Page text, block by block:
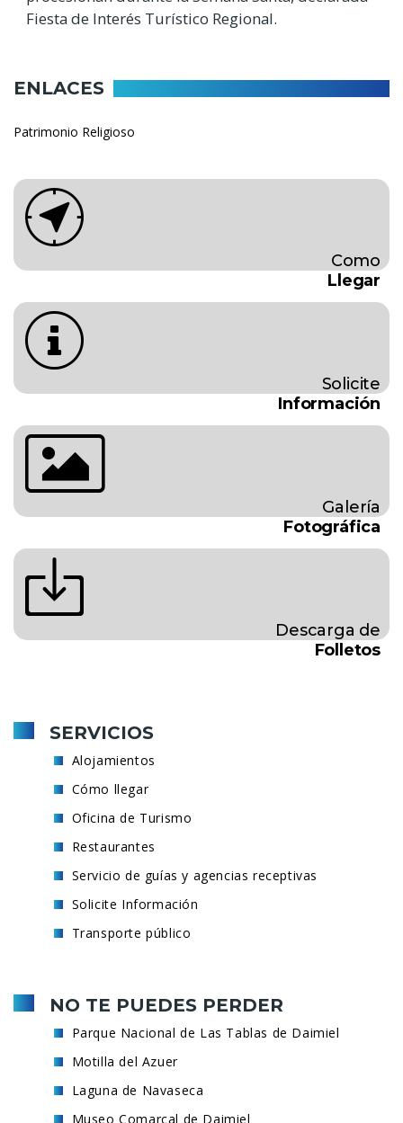
Fiesta de Interés Turístico Regional.
ENLACES
Patrimonio Religioso
Como
Llegar
Solicite
Información
Galería
Fotográfica
Descarga de
Folletos
SERVICIOS
Alojamientos
Cómo llegar
Oficina de Turismo
Restaurantes
Servicio de guías y agencias receptivas
Solicite Información
Transporte público
NO TE PUEDES PERDER
Parque Nacional de Las Tablas de Daimiel
Motilla del Azuer
Laguna de Navaseca
Museo Comarcal de Daimiel